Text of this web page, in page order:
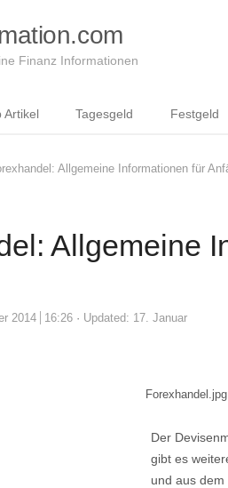
Finanz Informationen
Artikel Tagesgeld Festgeld
Allgemeine Informationen für
Allgemeine
2014 16:26
Updated: 17. Januar
Der
gibt es
und aus